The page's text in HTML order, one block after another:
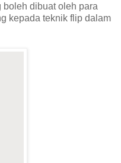
dibuat oleh para
kepada teknik flip dalam